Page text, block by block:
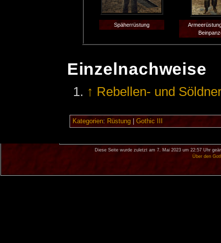
Späherrüstung
Einzelnachweise
↑ Rebellen- und
Kategorien: Rüstung| Gothic III
Diese Seite wurde zuletzt am 7. Mai 2023 um 22:57 Uhr
Über den